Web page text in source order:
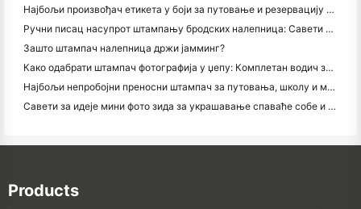
Најбољи произвођач етикета у боји за путовање и резервацију текста: Додајте више боја свакој страници
Ручни писац насупрот штампању бродских налепница: Савети за мала предузећа у 2026. години
Зашто штампач налепница држи јамминг?
Како одабрати штампач фотографија у џепу: Комплетан водич за кориснике путовања, путовања и иПхонеа
Најбољи непробојни преносни штампач за путовања, школу и мобилне радове: Ханин МТ620 Про Ревиев
Савети за идеје мини фото зида за украшавање спаваће собе и спаваће собе
Products